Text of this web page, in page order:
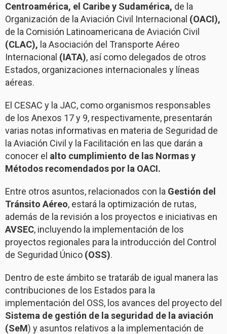
Centroamérica, el Caribe y Sudamérica, de la
Organización de la Aviación Civil Internacional (OACI),
de la Comisión Latinoamericana de Aviación Civil
(CLAC), la Asociación del Transporte Aéreo
Internacional (IATA), así como delegados de otros
Estados, organizaciones internacionales y líneas
aéreas.
El CESAC y la JAC, como organismos responsables
de los Anexos 17 y 9, respectivamente, presentarán
varias notas informativas en materia de Seguridad de
la Aviación Civil y la Facilitación en las que darán a
conocer el alto cumplimiento de las Normas y
Métodos recomendados por la OACI.
Entre otros asuntos, relacionados con la Gestión del
Tránsito Aéreo, estará la optimización de rutas,
además de la revisión a los proyectos e iniciativas en
AVSEC, incluyendo la implementación de los
proyectos regionales para la introducción del Control
de Seguridad Único (OSS).
Dentro de este ámbito se trataráb de igual manera las
contribuciones de los Estados para la
implementación del OSS, los avances del proyecto del
Sistema de gestión de la seguridad de la aviación
(SeM) y asuntos relativos a la implementación de